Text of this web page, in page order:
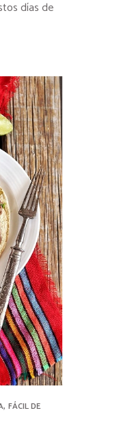
días de
,FÁCIL DE